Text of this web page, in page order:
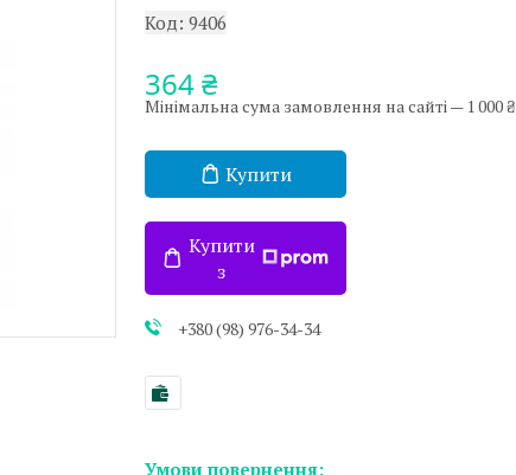
Код: 9406
364 ₴
Мінімальна сума замовлення на сайті — 1 000 ₴
Купити
Купити
з
+380 (98) 976-34-34